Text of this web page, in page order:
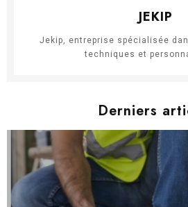
JEKIP
Jekip, entreprise spécialisée
techniques et
Derniers